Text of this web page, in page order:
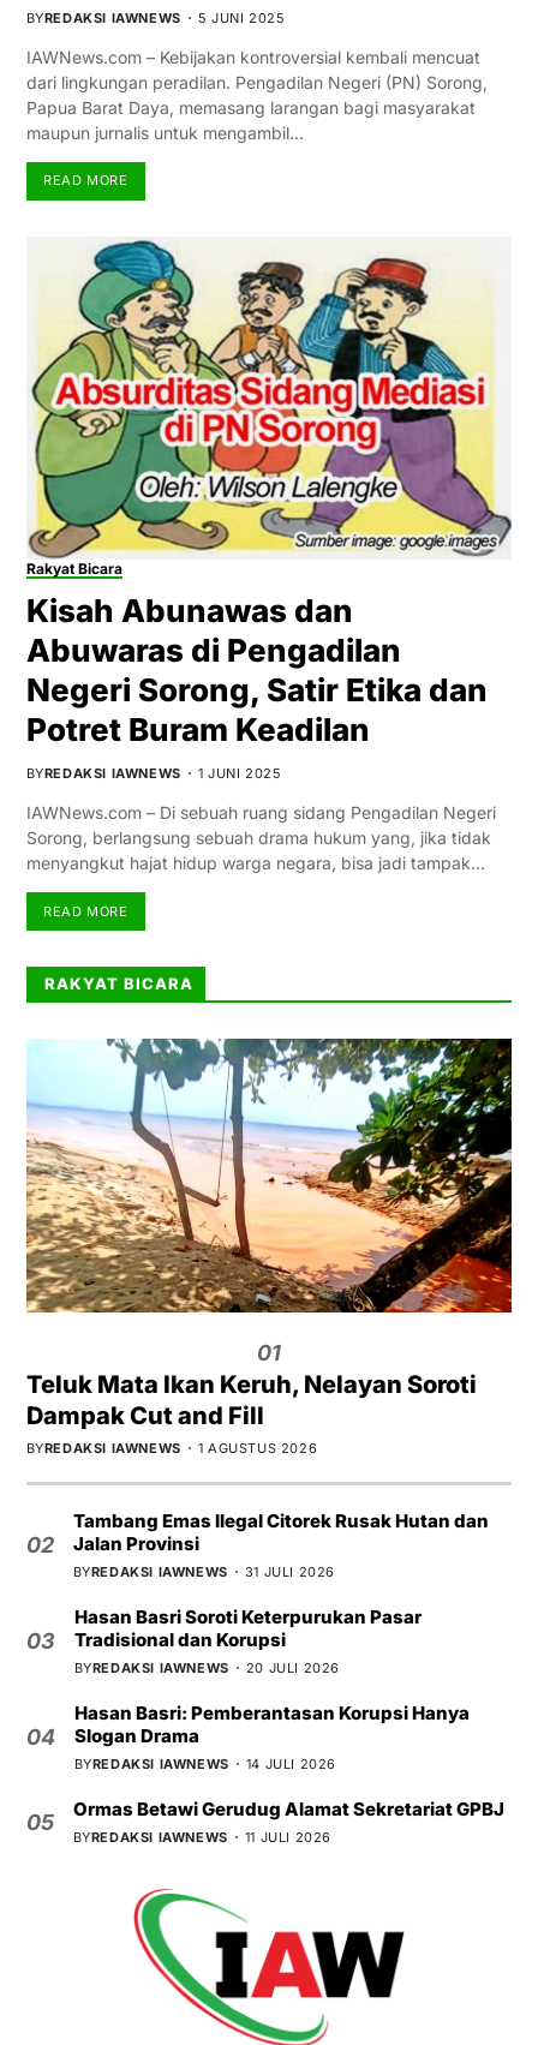
BYREDAKSI IAWNEWS 5 JUNI 2025
IAWNews.com – Kebijakan kontroversial kembali mencuat
dari lingkungan peradilan. Pengadilan Negeri (PN) Sorong,
Papua Barat Daya, memasang larangan bagi masyarakat
maupun jurnalis untuk mengambil…
READ MORE
Rakyat Bicara
Kisah Abunawas dan
Abuwaras di Pengadilan
Negeri Sorong, Satir Etika dan
Potret Buram Keadilan
BYREDAKSI IAWNEWS 1 JUNI 2025
IAWNews.com – Di sebuah ruang sidang Pengadilan Negeri
Sorong, berlangsung sebuah drama hukum yang, jika tidak
menyangkut hajat hidup warga negara, bisa jadi tampak…
READ MORE
RAKYAT BICARA
01
Teluk Mata Ikan Keruh, Nelayan Soroti
Dampak Cut and Fill
BYREDAKSI IAWNEWS 1 AGUSTUS 2026
02
Tambang Emas Ilegal Citorek Rusak Hutan dan
Jalan Provinsi
BYREDAKSI IAWNEWS 31 JULI 2026
03
Hasan Basri Soroti Keterpurukan Pasar
Tradisional dan Korupsi
BYREDAKSI IAWNEWS 20 JULI 2026
04
Hasan Basri: Pemberantasan Korupsi Hanya
Slogan Drama
BYREDAKSI IAWNEWS 14 JULI 2026
05
Ormas Betawi Gerudug Alamat Sekretariat GPBJ
BYREDAKSI IAWNEWS 11 JULI 2026